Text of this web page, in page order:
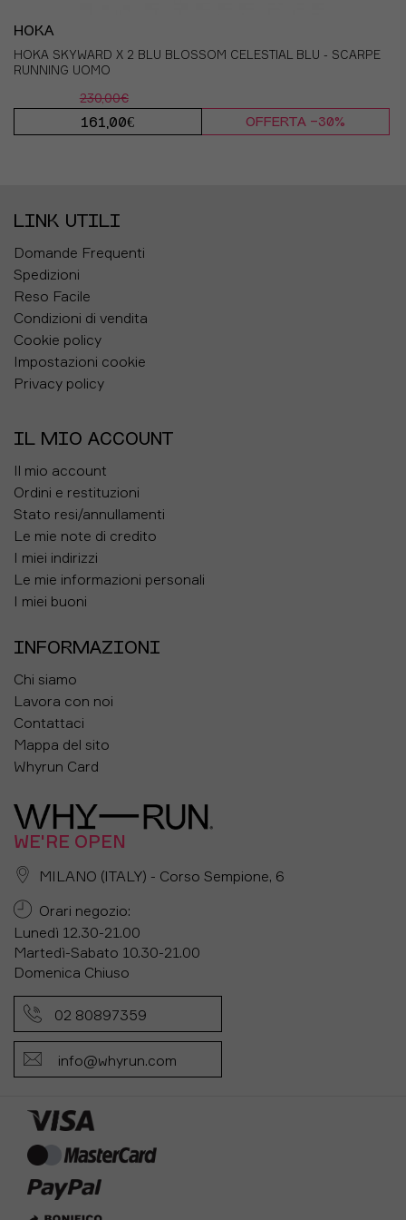
HOKA
HOKA SKYWARD X 2 BLU BLOSSOM CELESTIAL BLU - SCARPE
RUNNING UOMO
230,00€
161,00€ OFFERTA -30%
LINK UTILI
Domande Frequenti
Spedizioni
Reso Facile
Condizioni di vendita
Cookie policy
Impostazioni cookie
Privacy policy
IL MIO ACCOUNT
Il mio account
Ordini e restituzioni
Stato resi/annullamenti
Le mie note di credito
I miei indirizzi
Le mie informazioni personali
I miei buoni
INFORMAZIONI
Chi siamo
Lavora con noi
Contattaci
Mappa del sito
Whyrun Card
WE'RE OPEN
MILANO (ITALY) - Corso Sempione, 6
Orari negozio:
Lunedì 12.30-21.00
Martedì-Sabato 10.30-21.00
Domenica Chiuso
02 80897359
info@whyrun.com